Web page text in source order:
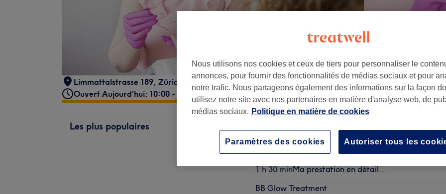
Limmattalstrasse 189, Zürich, Kreis 10, Hongg , 8049
Ouvert Aujourd'hui: 10:00 - 19:00
Les plus populaires
1 h 30 minMa prestation en détail...
Lash Lifting
1 h 30 minMa prestation en détail...
BB Glow Treatment
Nous utilisons nos cookies et ceux de tiers pour personnaliser le
annonces, pour fournir des fonctionnalités de médias sociaux et pour
notre trafic. Nous partageons également des informations sur la façon
utilisez notre site avec nos partenaires en matière d'analyse web, de
médias sociaux. Politique en matière de cookies
Autoriser tous les
Paramètres des cookies